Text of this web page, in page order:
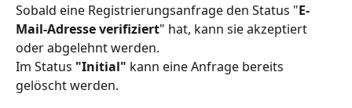
Sobald eine Registrierungsanfrage den Status "E-
Mail-Adresse verifiziert" hat, kann sie akzeptiert
oder abgelehnt werden.
Im Status "Initial" kann eine Anfrage bereits
gelöscht werden.